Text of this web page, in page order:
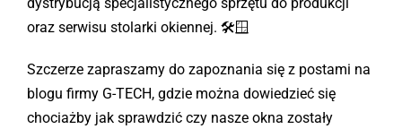
dystrybucją specjalistycznego sprzętu do produkcji
oraz serwisu stolarki okiennej. 🛠🪟
Szczerze zapraszamy do zapoznania się z postami na
blogu firmy G-TECH, gdzie można dowiedzieć się
chociażby jak sprawdzić czy nasze okna zostały